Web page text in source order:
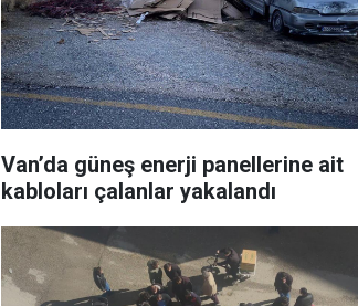
Van’da güneş enerji panellerine ait
kabloları çalanlar yakalandı